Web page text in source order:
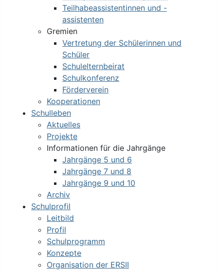
Teilhabeassistentinnen und -
assistenten
Gremien
Vertretung der Schülerinnen und
Schüler
Schulelternbeirat
Schulkonferenz
Förderverein
Kooperationen
Schulleben
Aktuelles
Projekte
Informationen für die Jahrgänge
Jahrgänge 5 und 6
Jahrgänge 7 und 8
Jahrgänge 9 und 10
Archiv
Schulprofil
Leitbild
Profil
Schulprogramm
Konzepte
Organisation der ERSII